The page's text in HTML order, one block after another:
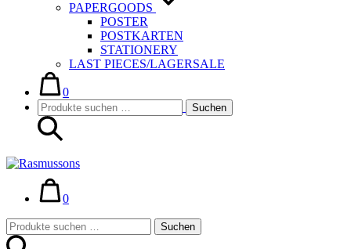
PAPERGOODS
POSTER
POSTKARTEN
STATIONERY
LAST PIECES/LAGERSALE
Warenkorb
0im
Warenkorb
Suche-
Schalter
Suchen
nach:
Suchen
Warenkorb
0im
Suche-
Schalter
Suchen
nach:
Suchen